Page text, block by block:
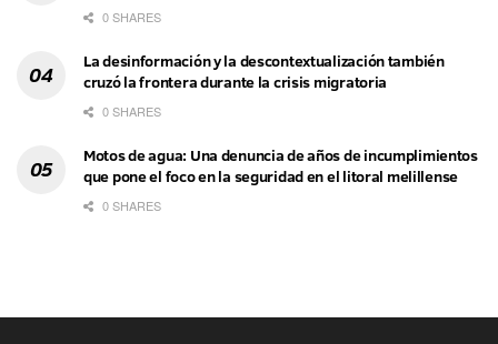
0 SHARES
La desinformación y la descontextualización también
cruzó la frontera durante la crisis migratoria
0 SHARES
Motos de agua: Una denuncia de años de incumplimientos
que pone el foco en la seguridad en el litoral melillense
0 SHARES